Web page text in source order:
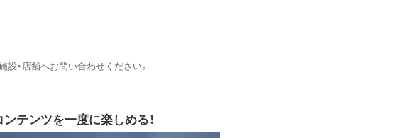
・店舗へお問い合わせください。
テンツを一度に楽しめる！